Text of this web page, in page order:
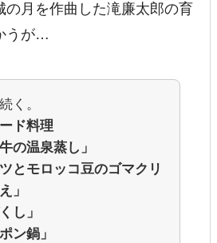
の月を作曲した滝廉太郎の育
うが…
く。
ド料理
の温泉蒸し」
ツとモロッコ豆のゴマクリ
」
し」
ン鍋」